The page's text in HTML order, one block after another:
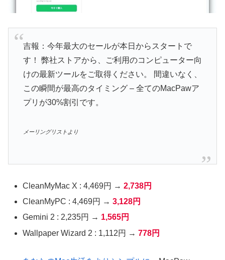
吉報：今年最大のセールが本日からスタートで
す！ 弊社ストアから、ご利用のコンピューター向
けの最新ツールをご取得ください。 間違いなく、
この瞬間が最高のタイミング – 全てのMacPawア
プリが30%割引です。
メーリングリストより
CleanMyMac X : 4,469円 →2,738円
CleanMyPC : 4,469円 →3,128円
Gemini 2 : 2,235円 → 1,565円
Wallpaper Wizard 2 : 1,112円 →778円